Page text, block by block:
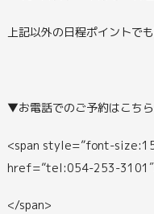
上記以外の日程ポイントで
▼お電話でのご予約はこちら
<span style=”font-
href=”tel:054-253-
</span>